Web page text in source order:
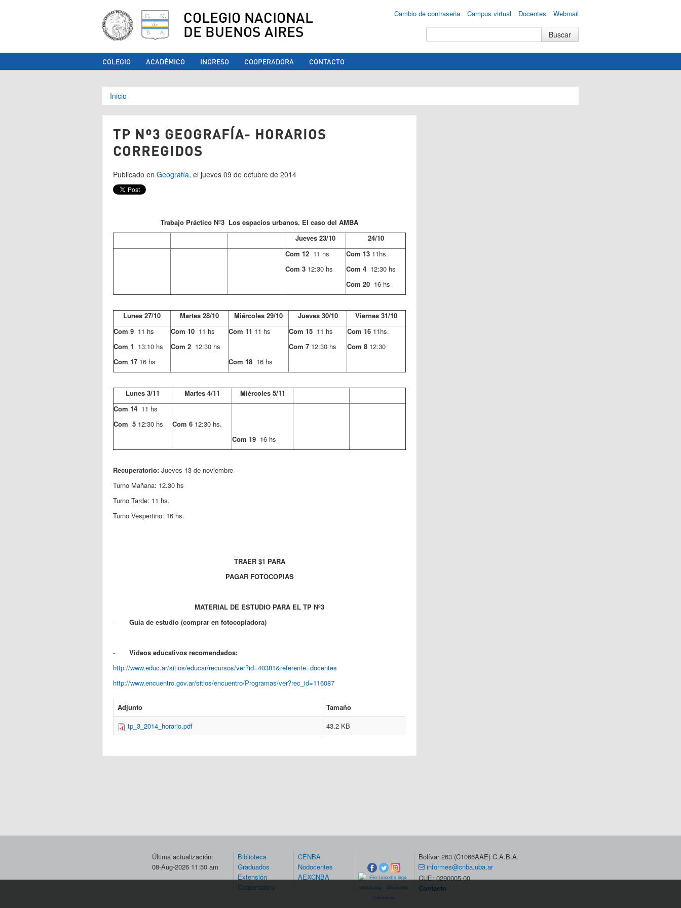
COLEGIO NACIONAL
DE BUENOS AIRES
Cambio de contraseña Campus virtual Docentes Webmail
COLEGIO ACADÉMICO INGRESO COOPERADORA CONTACTO
Se encuentra usted aquí
Inicio
TP Nº3 GEOGRAFÍA- HORARIOS
CORREGIDOS
Publicado en Geografía, el jueves 09 de octubre de 2014
Trabajo Práctico Nº3 Los espacios urbanos. El caso del AMBA
Jueves 23/10
24/10
Com 12 11 hs
Com 3 12:30 hs
Com 13 11hs.
Com 4 12:30 hs
Com 20 16 hs
Lunes 27/10 Martes 28/10 Miércoles 29/10 Jueves 30/10
Viernes 31/10
Com 9 11 hs
Com 1 13:10 hs
Com 17 16 hs
Com 10 11 hs
Com 2 12:30 hs
Com 11 11 hs
Com 18 16 hs
Com 15 11 hs
Com 7 12:30 hs
Com 16 11hs.
Com 8 12:30
Lunes 3/11 Martes 4/11
Miércoles 5/11
Com 14 11 hs
Com 5 12:30 hs Com 6 12:30 hs.
Com 19 16 hs
Recuperatorio: Jueves 13 de noviembre
Turno Mañana: 12.30 hs
Turno Tarde: 11 hs.
Turno Vespertino: 16 hs.
TRAER $1 PARA
PAGAR FOTOCOPIAS
MATERIAL DE ESTUDIO PARA EL TP Nº3
- Guía de estudio (comprar en fotocopiadora)
- Videos educativos recomendados:
http://www.educ.ar/sitios/educar/recursos/ver?id=40381&referente=docentes
http://www.encuentro.gov.ar/sitios/encuentro/Programas/ver?rec_id=116087
Adjunto
Tamaño
tp_3_2014_horario.pdf
43.2 KB
Última actualización:
08-Aug-2026 11:50 am
Biblioteca
Graduados
Extensión
Cooperadora
CENBA
Nodocentes
AEXCNBA
Bolívar 263 (C1066AAE) C.A.B.A.
informes@cnba.uba.ar
CUE: 0290005-00
Contacto